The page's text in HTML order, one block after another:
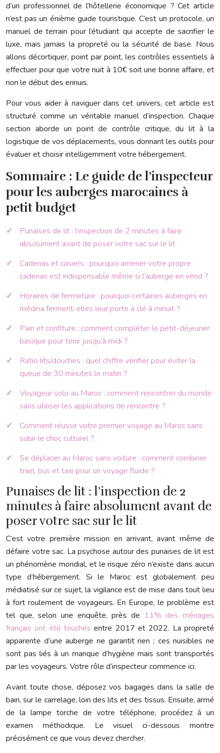
d’un professionnel de l’hôtellerie économique ? Cet article
n’est pas un énième guide touristique. C’est un protocole, un
manuel de terrain pour l’étudiant qui accepte de sacrifier le
luxe, mais jamais la propreté ou la sécurité de base. Nous
allons décortiquer, point par point, les contrôles essentiels à
effectuer pour que votre nuit à 10€ soit une bonne affaire, et
non le début des ennuis.
Pour vous aider à naviguer dans cet univers, cet article est
structuré comme un véritable manuel d’inspection. Chaque
section aborde un point de contrôle critique, du lit à la
logistique de vos déplacements, vous donnant les outils pour
évaluer et choisir intelligemment votre hébergement.
Sommaire : Le guide de l’inspecteur
pour les auberges marocaines à
petit budget
Punaises de lit : l’inspection de 2 minutes à faire
absolument avant de poser votre sac sur le lit
Cadenas et casiers : pourquoi amener votre propre
cadenas est indispensable même si l’auberge en vend ?
Horaires de fermeture : pourquoi certaines auberges en
médina ferment-elles leur porte à clé à minuit ?
Pain et confiture : comment compléter le petit-déjeuner
basique pour tenir jusqu’à midi ?
Ratio lits/douches : quel chiffre vérifier pour éviter la
queue de 30 minutes le matin ?
Voyageur solo au Maroc : comment rencontrer du monde
sans utiliser les applications de rencontre ?
Comment réussir votre premier voyage au Maroc sans
subir le choc culturel ?
Se déplacer au Maroc sans voiture : comment combiner
train, bus et taxi pour un voyage fluide ?
Punaises de lit : l’inspection de 2
minutes à faire absolument avant de
poser votre sac sur le lit
C’est votre première mission en arrivant, avant même de
défaire votre sac. La psychose autour des punaises de lit est
un phénomène mondial, et le risque zéro n’existe dans aucun
type d’hébergement. Si le Maroc est globalement peu
médiatisé sur ce sujet, la vigilance est de mise dans tout lieu
à fort roulement de voyageurs. En Europe, le problème est
tel que, selon une enquête, près de 11% des ménages
français ont été touchés entre 2017 et 2022. La propreté
apparente d’une auberge ne garantit rien ; ces nuisibles ne
sont pas liés à un manque d’hygiène mais sont transportés
par les voyageurs. Votre rôle d’inspecteur commence ici.
Avant toute chose, déposez vos bagages dans la salle de
bain, sur le carrelage, loin des lits et des tissus. Ensuite, armé
de la lampe torche de votre téléphone, procédez à un
examen méthodique. Le visuel ci-dessous montre
précisément ce que vous devez chercher.